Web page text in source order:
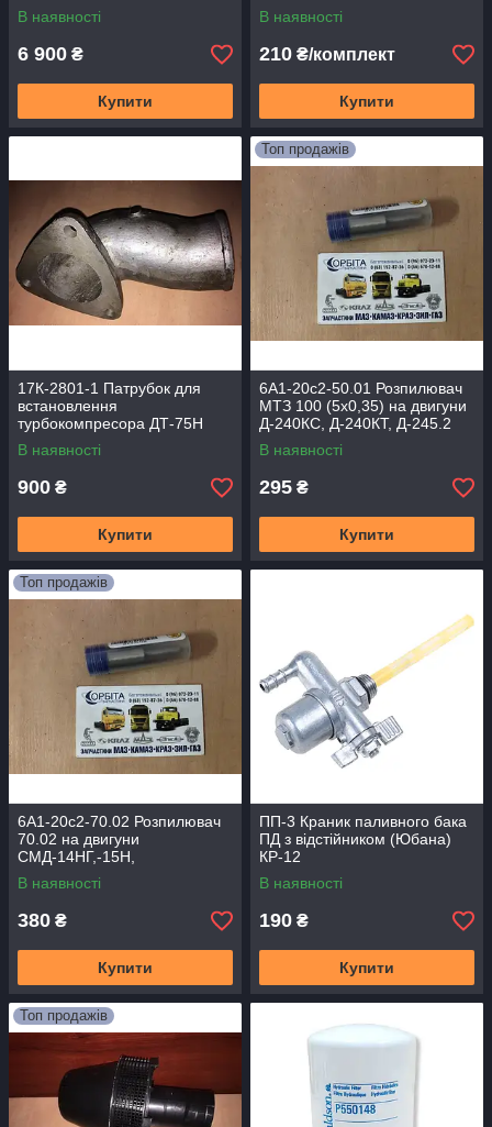
В наявності
6 900 ₴
Купити
В наявності
210 ₴/комплект
Купити
17К-2801-1 Патрубок для
встановлення
турбокомпресора ДТ-75Н
В наявності
900 ₴
Купити
Топ продажів
6А1-20с2-50.01 Розпилювач
МТЗ 100 (5х0,35) на двигуни
Д-240КС, Д-240КТ, Д-245.2
В наявності
295 ₴
Купити
Топ продажів
6А1-20с2-70.02 Розпилювач
70.02 на двигуни
СМД-14НГ,-15Н,
-14БН,-15БН, -17Н,-18Н,
-19,-20
В наявності
380 ₴
Купити
ПП-3 Краник паливного бака
ПД з відстійником (Юбана)
КР-12
В наявності
190 ₴
Купити
Топ продажів